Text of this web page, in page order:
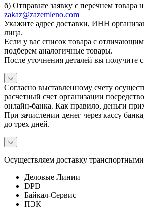
б) Отправьте заявку с перечнем товара
zakaz@zazemleno.com
Укажите адрес доставки, ИНН
лица.
Если у вас список товара с
подберем аналогичные товары.
После уточнения деталей вы получите
Согласно выставленному счету
расчетный счет организации
онлайн-банка. Как правило, деньги
При зачислении денег через кассу
до трех дней.
Осуществляем доставку
Деловые Линии
DPD
Байкал-Сервис
ПЭК